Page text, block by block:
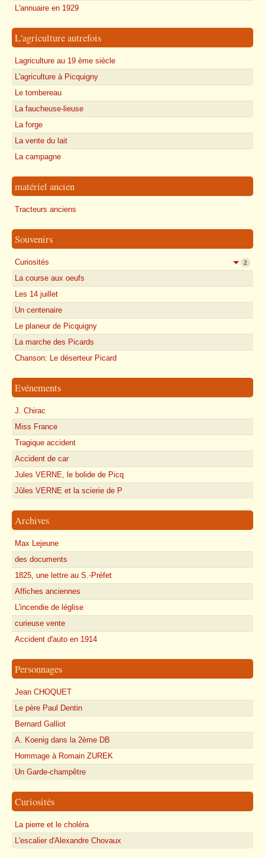
L'annuaire en 1929
L'agriculture autrefois
Lagriculture au 19 ème siècle
L'agriculture à Picquigny
Le tombereau
La faucheuse-lieuse
La forge
La vente du lait
La campagne
matériel ancien
Tracteurs anciens
Souvenirs
Curiosités 2
La course aux oeufs
Les 14 juillet
Un centenaire
Le planeur de Picquigny
La marche des Picards
Chanson: Le déserteur Picard
Evénements
J. Chirac
Miss France
Tragique accident
Accident de car
Jules VERNE, le bolide de Picq
Jûles VERNE et la scierie de P
Archives
Max Lejeune
des documents
1825, une lettre au S.-Préfet
Affiches anciennes
L'incendie de léglise
curieuse vente
Accident d'auto en 1914
Personnages
Jean CHOQUET
Le père Paul Dentin
Bernard Galliot
A. Koenig dans la 2ème DB
Hommage à Romain ZUREK
Un Garde-champêtre
Curiosités
La pierre et le choléra
L'escalier d'Alexandre Chovaux